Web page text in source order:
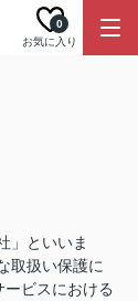
お気に入り
0
」といいま
取扱い保護に
ビスにおける